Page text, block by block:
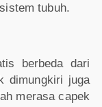
tubuh.
berbeda dari
dimungkiri juga
merasa capek